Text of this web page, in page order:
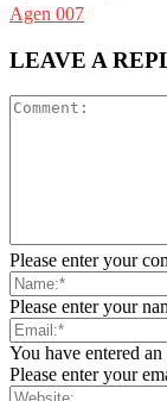
Agen 007
LEAVE A
Please enter your
Please enter your
You have entered
Please enter your